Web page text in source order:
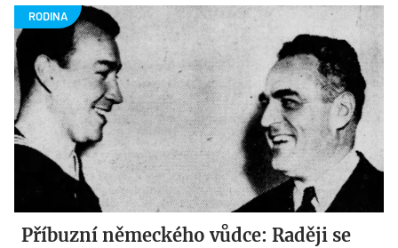
Příbuzní německého vůdce: Raději se